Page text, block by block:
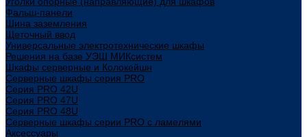
Фальш-панели
Шина заземления
Щеточный ввод
Универсальные электротехнические шкафы
Решения на базе УЭШ МИКсистем
Шкафы серверные и Колокейшн
Серверные шкафы серия PRO
Серия PRO 42U
Серия PRO 47U
Серия PRO 48U
Серверные шкафы серии PRO с ламелями
Аксессуары